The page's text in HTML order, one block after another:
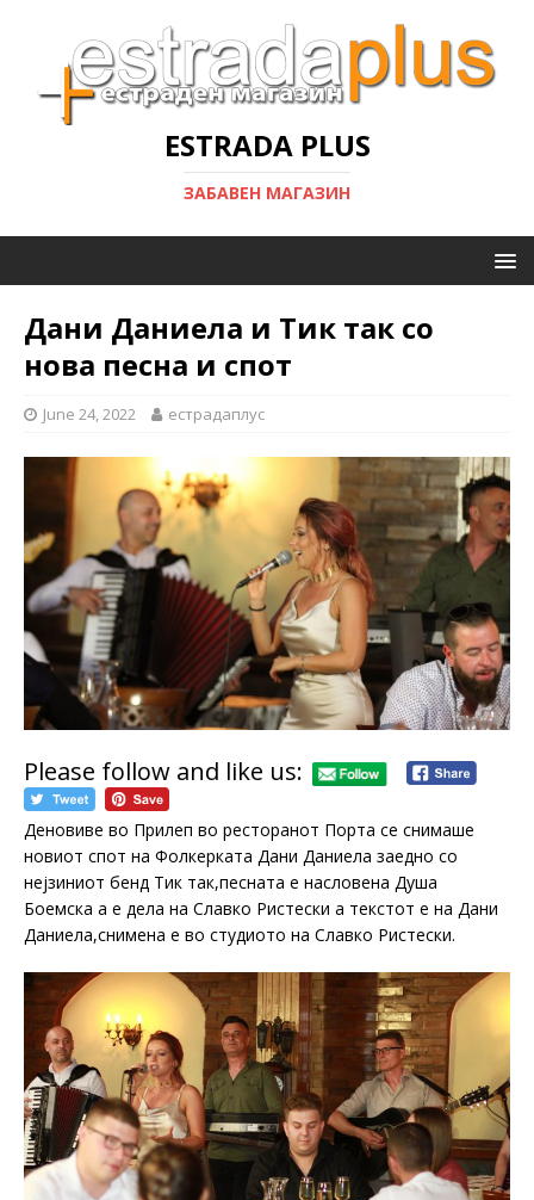
ESTRADA PLUS
ЗАБАВЕН МАГАЗИН
Дани Даниела и Тик так со
нова песна и спот
June 24, 2022 естрадаплус
Please follow and like us:
Деновиве во Прилеп во ресторанот Порта се снимаше
новиот спот на Фолкерката Дани Даниела заедно со
нејзиниот бенд Тик так,песната е насловена Душа
Боемска а е дела на Славко Ристески а текстот е на Дани
Даниела,снимена е во студиото на Славко Ристески.